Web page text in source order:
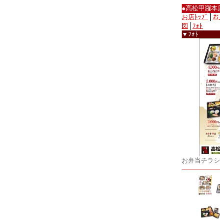
●高松甲羅本
お店ﾄｯﾌﾟ
図
ﾌｫﾄ
▼ﾌｫﾄ
お弁当チラシ